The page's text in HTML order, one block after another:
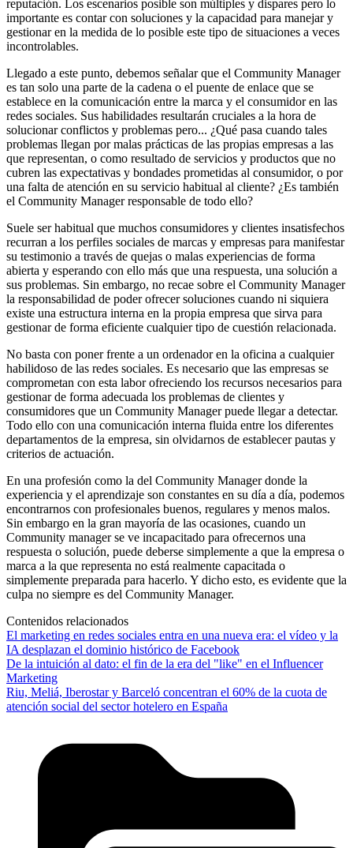
reputación. Los escenarios posible son múltiples y dispares pero lo
importante es contar con soluciones y la capacidad para manejar y
gestionar en la medida de lo posible este tipo de situaciones a veces
incontrolables.
Llegado a este punto, debemos señalar que el Community Manager
es tan solo una parte de la cadena o el puente de enlace que se
establece en la comunicación entre la marca y el consumidor en las
redes sociales. Sus habilidades resultarán cruciales a la hora de
solucionar conflictos y problemas pero... ¿Qué pasa cuando tales
problemas llegan por malas prácticas de las propias empresas a las
que representan, o como resultado de servicios y productos que no
cubren las expectativas y bondades prometidas al consumidor, o por
una falta de atención en su servicio habitual al cliente? ¿Es también
el Community Manager responsable de todo ello?
Suele ser habitual que muchos consumidores y clientes insatisfechos
recurran a los perfiles sociales de marcas y empresas para manifestar
su testimonio a través de quejas o malas experiencias de forma
abierta y esperando con ello más que una respuesta, una solución a
sus problemas. Sin embargo, no recae sobre el Community Manager
la responsabilidad de poder ofrecer soluciones cuando ni siquiera
existe una estructura interna en la propia empresa que sirva para
gestionar de forma eficiente cualquier tipo de cuestión relacionada.
No basta con poner frente a un ordenador en la oficina a cualquier
habilidoso de las redes sociales. Es necesario que las empresas se
comprometan con esta labor ofreciendo los recursos necesarios para
gestionar de forma adecuada los problemas de clientes y
consumidores que un Community Manager puede llegar a detectar.
Todo ello con una comunicación interna fluida entre los diferentes
departamentos de la empresa, sin olvidarnos de establecer pautas y
criterios de actuación.
En una profesión como la del Community Manager donde la
experiencia y el aprendizaje son constantes en su día a día, podemos
encontrarnos con profesionales buenos, regulares y menos malos.
Sin embargo en la gran mayoría de las ocasiones, cuando un
Community manager se ve incapacitado para ofrecernos una
respuesta o solución, puede deberse simplemente a que la empresa o
marca a la que representa no está realmente capacitada o
simplemente preparada para hacerlo. Y dicho esto, es evidente que la
culpa no siempre es del Community Manager.
Contenidos relacionados
El marketing en redes sociales entra en una nueva era: el vídeo y la
IA desplazan el dominio histórico de Facebook
De la intuición al dato: el fin de la era del "like" en el Influencer
Marketing
Riu, Meliá, Iberostar y Barceló concentran el 60% de la cuota de
atención social del sector hotelero en España